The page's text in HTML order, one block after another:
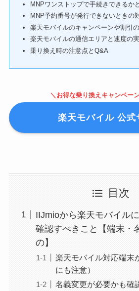
MNPワンストップで手続きできるか
MNP予約番号が発行できないときの
楽天モバイルのキャンペーンや割引
楽天モバイルの通信エリアと速度の
乗り換え時の注意点とQ&A
＼お得な乗り換えキャンペー
楽天モバイル 公式
目次
IIJmioから楽天モバイル
確認すべきこと【端末・
の】
楽天モバイル対応端末
にも注意）
名義変更が必要かも